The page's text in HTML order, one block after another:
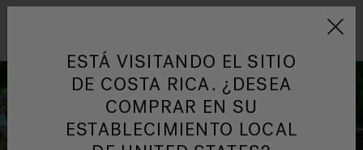
Jacuzzi&reg; Latin
Responsabilidad Social
HIDROMASAJE
ESTÁ VISITANDO EL SITIO
DE COSTA RICA. ¿DESEA
COMPRAR EN SU
ESTABLECIMIENTO LOCAL